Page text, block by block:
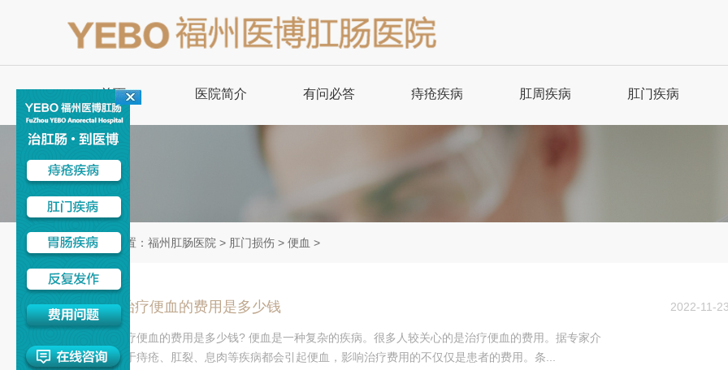
首页 医院简介 有问必答 痔疮疾病
混合痔治疗
肛周疾病
肛周脓肿治疗
肛门瘙痒治疗
肛门疾病
当前位置： 福州肛肠医院 > 肛门损伤 > 便血 >
福州治疗便血的费用是多少钱 2022-11-
福州治疗便血的费用是多少钱? 便血是一种复杂的疾病。很多人较关心的是治疗便血的费用。据专家介
绍：由于痔疮、肛裂、息肉等疾病都会引起便血，影响治疗费用的不仅仅是患者的费用。条...